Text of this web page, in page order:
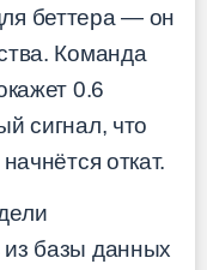
беттера — он
Команда
0.6
сигнал, что
откат.
базы данных